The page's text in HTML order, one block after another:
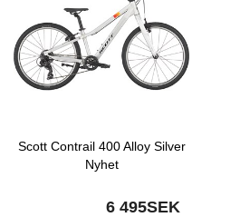
Scott Contrail 400 Alloy Silver
Nyhet
6 495SEK